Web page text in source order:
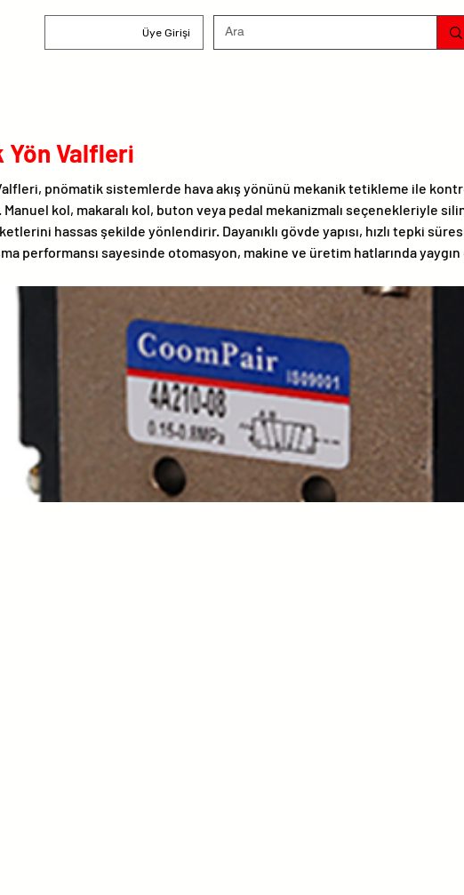
Üye Girişi
Yön Valfleri
pnömatik sistemlerde hava akış yönünü mekanik tetikleme ile
kol, makaralı kol, buton veya pedal mekanizmalı seçenekleriyle
hassas şekilde yönlendirir. Dayanıklı gövde yapısı, hızlı tepki
performansı sayesinde otomasyon, makine ve üretim hatlarında